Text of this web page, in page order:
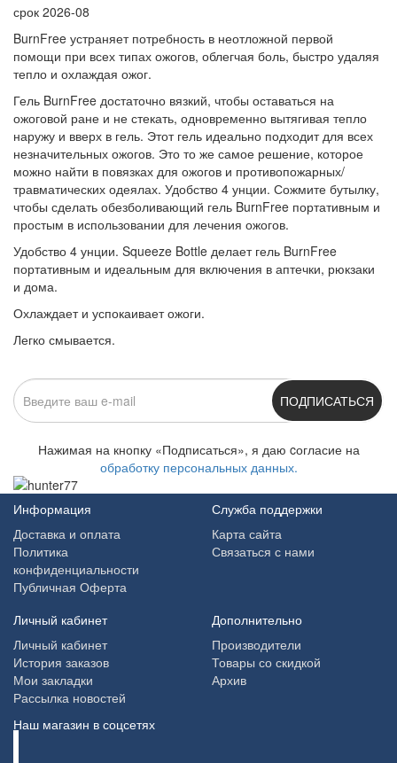
срок 2026-08
BurnFree устраняет потребность в неотложной первой
помощи при всех типах ожогов, облегчая боль, быстро удаляя
тепло и охлаждая ожог.
Гель BurnFree достаточно вязкий, чтобы оставаться на
ожоговой ране и не стекать, одновременно вытягивая тепло
наружу и вверх в гель. Этот гель идеально подходит для всех
незначительных ожогов. Это то же самое решение, которое
можно найти в повязках для ожогов и противопожарных/
травматических одеялах. Удобство 4 унции. Сожмите бутылку,
чтобы сделать обезболивающий гель BurnFree портативным и
простым в использовании для лечения ожогов.
Удобство 4 унции. Squeeze Bottle делает гель BurnFree
портативным и идеальным для включения в аптечки, рюкзаки
и дома.
Охлаждает и успокаивает ожоги.
Легко смывается.
ПОДПИСАТЬСЯ
Нажимая на кнопку «Подписаться», я даю cогласие на
обработку персональных данных.
Информация
Доставка и оплата
Политика
конфиденциальности
Публичная Оферта
Служба поддержки
Карта сайта
Связаться с нами
Личный кабинет
Личный кабинет
История заказов
Мои закладки
Рассылка новостей
Дополнительно
Производители
Товары со скидкой
Архив
Наш магазин в соцсетях